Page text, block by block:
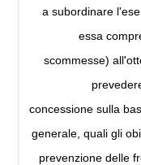
a subordinare
essa
scommesse)
concessione sulla
generale, quali gli
prevenzione delle